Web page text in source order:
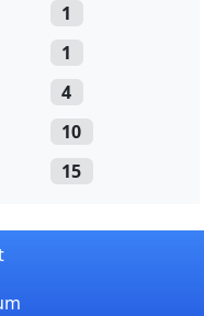
1
1
4
10
15